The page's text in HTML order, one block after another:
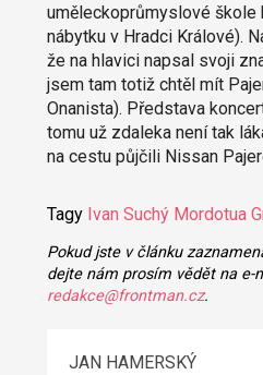
uměleckoprůmyslové škole
nábytku v Hradci Králové).
že na hlavici napsal svoji
jsem tam totiž chtěl mít
Onanista). Představa
tomu už zdaleka není tak
na cestu půjčili Nissan
Tagy Ivan Suchý Mordotua
Pokud jste v článku
dejte nám prosím vědět na e-
redakce@frontman.cz.
JAN HAMERSKÝ